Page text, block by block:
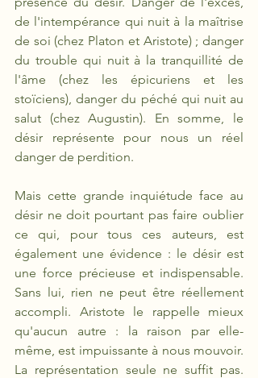
de l'intempérance qui nuit à la maîtrise
de soi (chez Platon et Aristote) ; danger
du trouble qui nuit à la tranquillité de
l'âme (chez les épicuriens et les
stoïciens), danger du péché qui nuit au
salut (chez Augustin). En somme, le
désir représente pour nous un réel
danger de perdition.
Mais cette grande inquiétude face au
désir ne doit pourtant pas faire oublier
ce qui, pour tous ces auteurs, est
également une évidence : le désir est
une force précieuse et indispensable.
Sans lui, rien ne peut être réellement
accompli. Aristote le rappelle mieux
qu'aucun autre : la raison par elle-
même, est impuissante à nous mouvoir.
La représentation seule ne suffit pas.